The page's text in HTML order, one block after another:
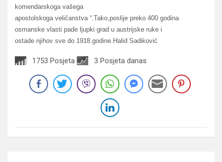
komendarskoga vašega
apostolskoga veličanstva “.Tako,poslije preko 400 godina
osmanske vlasti pade ljupki grad u austrijske ruke i
ostade njihov sve do 1918.godine.Halid Sadiković
1753 Posjeta 3 Posjeta danas